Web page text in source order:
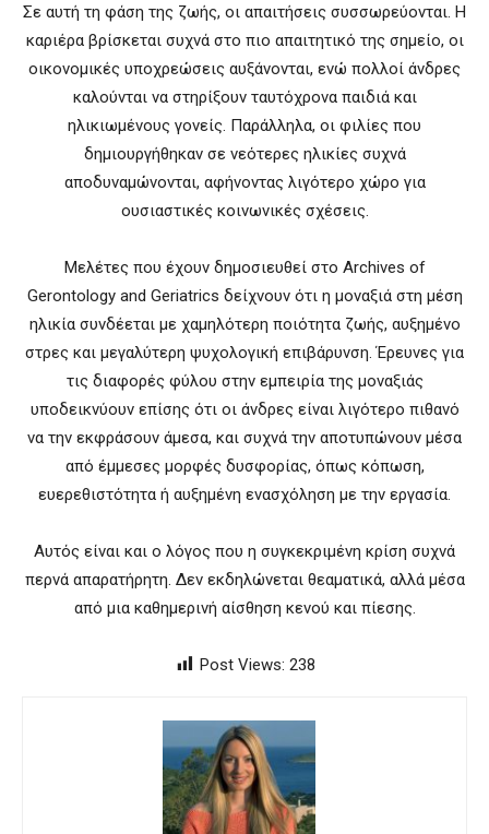
Σε αυτή τη φάση της ζωής, οι απαιτήσεις συσσωρεύονται. Η
καριέρα βρίσκεται συχνά στο πιο απαιτητικό της σημείο, οι
οικονομικές υποχρεώσεις αυξάνονται, ενώ πολλοί άνδρες
καλούνται να στηρίξουν ταυτόχρονα παιδιά και
ηλικιωμένους γονείς. Παράλληλα, οι φιλίες που
δημιουργήθηκαν σε νεότερες ηλικίες συχνά
αποδυναμώνονται, αφήνοντας λιγότερο χώρο για
ουσιαστικές κοινωνικές σχέσεις.
Μελέτες που έχουν δημοσιευθεί στο Archives of
Gerontology and Geriatrics δείχνουν ότι η μοναξιά στη μέση
ηλικία συνδέεται με χαμηλότερη ποιότητα ζωής, αυξημένο
στρες και μεγαλύτερη ψυχολογική επιβάρυνση. Έρευνες για
τις διαφορές φύλου στην εμπειρία της μοναξιάς
υποδεικνύουν επίσης ότι οι άνδρες είναι λιγότερο πιθανό
να την εκφράσουν άμεσα, και συχνά την αποτυπώνουν μέσα
από έμμεσες μορφές δυσφορίας, όπως κόπωση,
ευερεθιστότητα ή αυξημένη ενασχόληση με την εργασία.
Αυτός είναι και ο λόγος που η συγκεκριμένη κρίση συχνά
περνά απαρατήρητη. Δεν εκδηλώνεται θεαματικά, αλλά μέσα
από μια καθημερινή αίσθηση κενού και πίεσης.
Post Views: 238